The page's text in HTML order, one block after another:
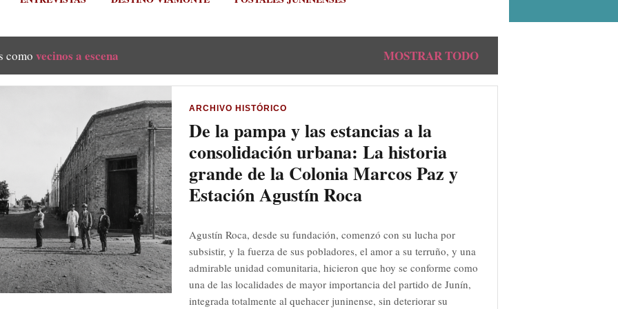
como vecinos a escena MOSTRAR TODO
ARCHIVO HISTÓRICO
De la pampa y las estancias a la
consolidación urbana: La historia
grande de la Colonia Marcos Paz y
Estación Agustín Roca
Agustín Roca, desde su fundación, comenzó con su lucha por
subsistir, y la fuerza de sus pobladores, el amor a su terruño, y una
admirable unidad comunitaria, hicieron que hoy se conforme como
una de las localidades de mayor importancia del partido de Junín,
integrada totalmente al quehacer juninense, sin deteriorar su